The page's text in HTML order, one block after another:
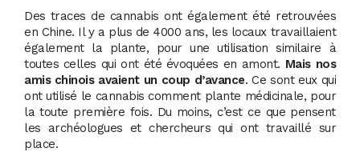
Des traces de cannabis ont également été retrouvées
en Chine. Il y a plus de 4000 ans, les locaux travaillaient
également la plante, pour une utilisation similaire à
toutes celles qui ont été évoquées en amont. Mais nos
amis chinois avaient un coup d’avance. Ce sont eux qui
ont utilisé le cannabis comment plante médicinale, pour
la toute première fois. Du moins, c’est ce que pensent
les archéologues et chercheurs qui ont travaillé sur
place.